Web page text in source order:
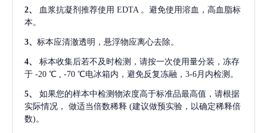
2、 血浆抗凝剂推荐使用 EDTA 。避免使用溶血，高血脂标
本。
3、 标本应清澈透明，悬浮物应离心去除。
4、
标本收集后若不及时检测，请按一次使用量分装，冻存
于 -20 ℃ , -70 ℃电冰箱内，避免反复冻融，3-6月内检测。
5、
如果您的样本中检测物浓度高于标准品最高值，请根据
实际情况，
做适当倍数稀释 (建议做预实验，以确定稀释倍
数)。